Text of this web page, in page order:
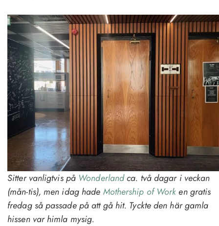
Sitter vanligtvis på Wonderlandca. två dagar i veckan
(mån-tis), men idag hade Mothership of Worken gratis
fredag så passade på att gå hit. Tyckte den här gamla
hissen var himla mysig.